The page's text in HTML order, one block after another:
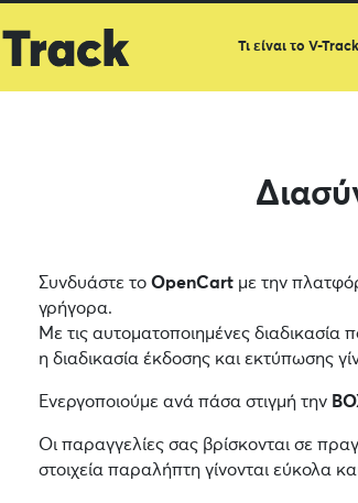
Τι είναι το V-Track
Συνδυάστε το OpenCart με την
γρήγορα.
Με τις αυτοματοποιημένες
η διαδικασία έκδοσης και εκτύπωσης
Ενεργοποιούμε ανά πάσα στιγμή την
Οι παραγγελίες σας βρίσκονται σε
στοιχεία παραλήπτη γίνονται εύκολα